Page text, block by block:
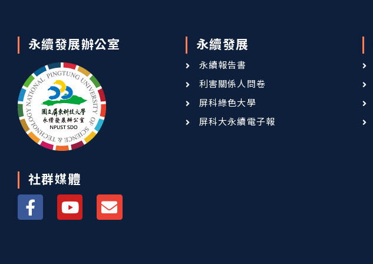
永續發展辦公室
社群媒體
永續發展
永續報告書
利害關係人問卷
屏科綠色大學
屏科大永續電子報